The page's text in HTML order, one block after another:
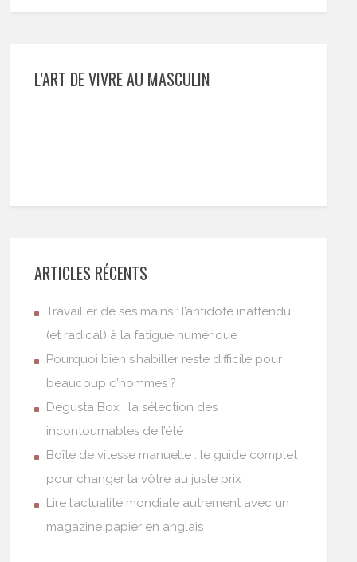
L’ART DE VIVRE AU MASCULIN
ARTICLES RÉCENTS
Travailler de ses mains : l’antidote inattendu
(et radical) à la fatigue numérique
Pourquoi bien s’habiller reste difficile pour
beaucoup d’hommes ?
Degusta Box : la sélection des
incontournables de l’été
Boîte de vitesse manuelle : le guide complet
pour changer la vôtre au juste prix
Lire l’actualité mondiale autrement avec un
magazine papier en anglais